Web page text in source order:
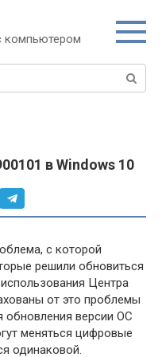
компьютером
в Windows 10
с которой
решили обновиться
Центра
от это проблемы
версии OC
меняться цифровые
одинаковой.